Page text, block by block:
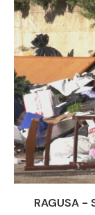
RAGUSA -